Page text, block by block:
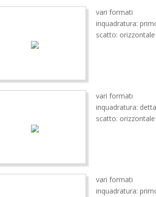
vari formati
inquadratura:
scatto: orizzontale
vari formati
inquadratura:
scatto: orizzontale
vari formati
inquadratura: